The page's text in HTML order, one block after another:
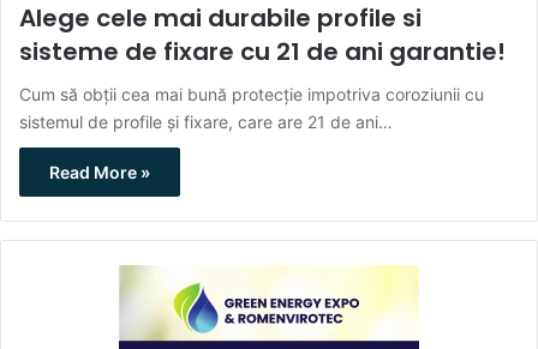
Alege cele mai durabile profile si
sisteme de fixare cu 21 de ani garantie!
Cum să obții cea mai bună protecție impotriva coroziunii cu
sistemul de profile şi fixare, care are 21 de ani…
Read More »